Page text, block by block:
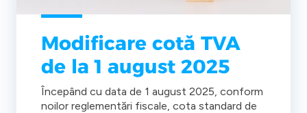
Modificare cotă TVA
de la 1 august 2025
Începând cu data de 1 august 2025, conform
noilor reglementări fiscale, cota standard de